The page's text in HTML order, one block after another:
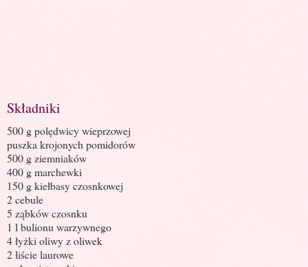
Składniki
500 g polędwicy wieprzowej
puszka krojonych pomidorów
500 g ziemniaków
400 g marchewki
150 g kiełbasy czosnkowej
2 cebule
5 ząbków czosnku
1 l bulionu warzywnego
4 łyżki oliwy z oliwek
2 liście laurowe